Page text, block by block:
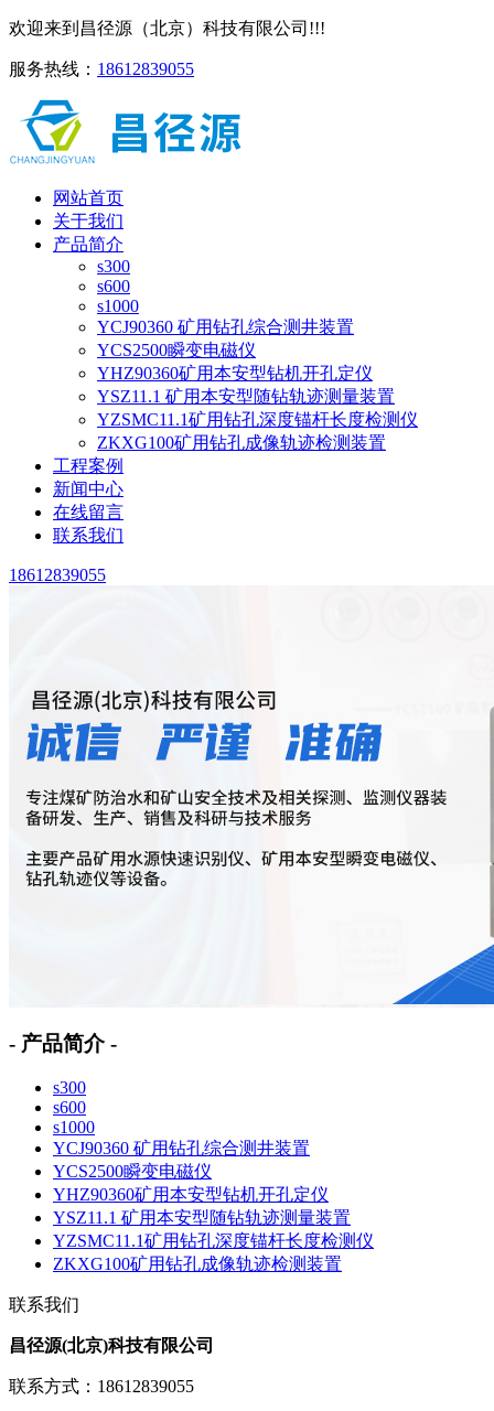
欢迎来到昌径源（北京）科技有限公司!!!
服务热线： 18612839055
网站首页
关于我们
产品简介
s300
s600
s1000
YCJ90360 矿用钻孔综合测井装置
YCS2500瞬变电磁仪
YHZ90360矿用本安型钻机开孔定仪
YSZ11.1 矿用本安型随钻轨迹测量装置
YZSMC11.1矿用钻孔深度锚杆长度检测仪
ZKXG100矿用钻孔成像轨迹检测装置
工程案例
新闻中心
在线留言
联系我们
18612839055
- 产品简介 -
s300
s600
s1000
YCJ90360 矿用钻孔综合测井装置
YCS2500瞬变电磁仪
YHZ90360矿用本安型钻机开孔定仪
YSZ11.1 矿用本安型随钻轨迹测量装置
YZSMC11.1矿用钻孔深度锚杆长度检测仪
ZKXG100矿用钻孔成像轨迹检测装置
联系我们
昌径源(北京)科技有限公司
联系方式：18612839055